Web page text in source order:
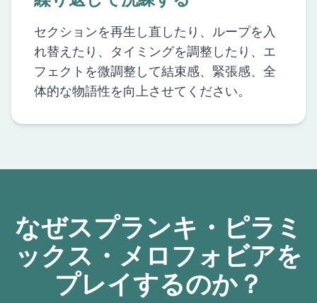
セクションを再生し直したり、ループを入
れ替えたり、タイミングを調整したり、エ
フェクトを微調整して結束感、緊張感、全
体的な物語性を向上させてください。
なぜスプランキ・ピラミ
ックス・メロフォビアを
プレイするのか？